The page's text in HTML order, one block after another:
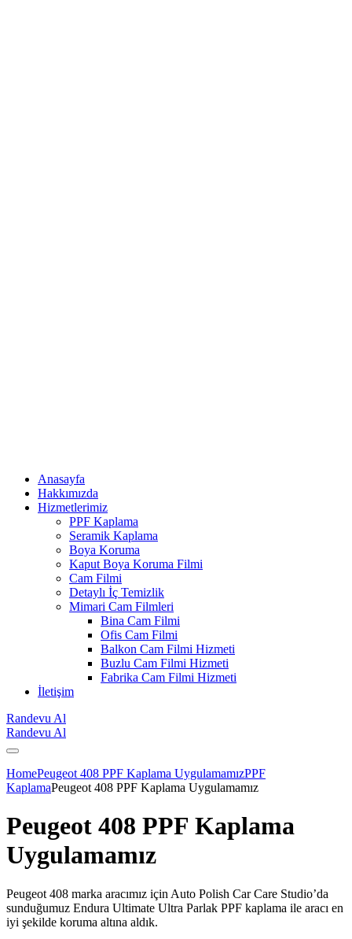
Anasayfa
Hakkımızda
Hizmetlerimiz
PPF Kaplama
Seramik Kaplama
Boya Koruma
Kaput Boya Koruma Filmi
Cam Filmi
Detaylı İç Temizlik
Mimari Cam Filmleri
Bina Cam Filmi
Ofis Cam Filmi
Balkon Cam Filmi Hizmeti
Buzlu Cam Filmi Hizmeti
Fabrika Cam Filmi Hizmeti
İletişim
Randevu Al
Randevu Al
HomePeugeot 408 PPF Kaplama UygulamamızPPF
KaplamaPeugeot 408 PPF Kaplama Uygulamamız
Peugeot 408 PPF Kaplama
Uygulamamız
Peugeot 408 marka aracımız için Auto Polish Car Care Studio’da
sunduğumuz Endura Ultimate Ultra Parlak PPF kaplama ile aracı en
iyi şekilde koruma altına aldık.